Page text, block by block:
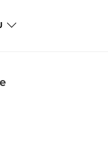
fotografia